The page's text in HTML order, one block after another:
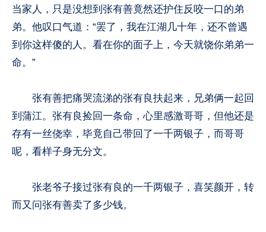
当家人，只是没想到张有善竟然还护住反咬一口的弟
弟。他叹口气道：“罢了，我在江湖几十年，还不曾遇
到你这样傻的人。看在你的面子上，今天就饶你弟弟一
命。”
张有善把痛哭流涕的张有良扶起来，兄弟俩一起回
到蒲江。张有良捡回一条命，心里感激哥哥，但他还是
存有一丝侥幸，毕竟自己带回了一千两银子，而哥哥
呢，看样子身无分文。
张老爷子接过张有良的一千两银子，喜笑颜开，转
而又问张有善卖了多少钱。